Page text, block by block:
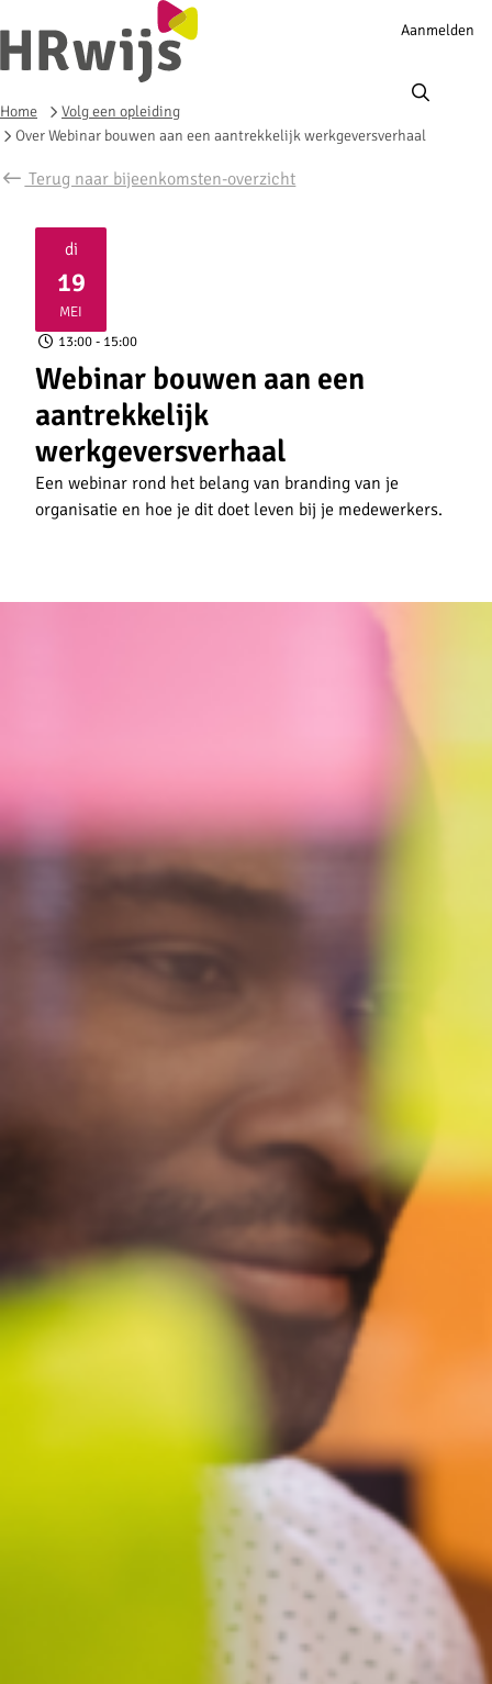
Account
Aanmelden
Home
Volg een opleiding
Over Webinar bouwen aan een aantrekkelijk werkgeversverhaal
Terug naar bijeenkomsten-overzicht
di
19
MEI
2026
13:00- 15:00
Webinar bouwen aan een
aantrekkelijk
werkgeversverhaal
Een webinar rond het belang van branding van je
organisatie en hoe je dit doet leven bij je medewerkers.